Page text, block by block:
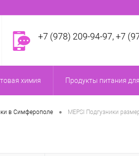
+7 (978) 209-94-97, +7
химия Продукты питания
в Симферополе • MEPSI Подгузники